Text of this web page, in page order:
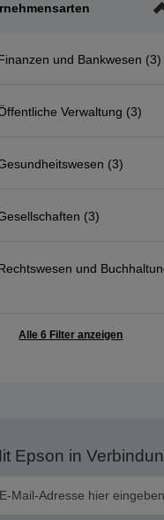
und Bankwesen (3)
Verwaltung (3)
(3)
(3)
und
Alle 6 Filter anzeigen
Epson in